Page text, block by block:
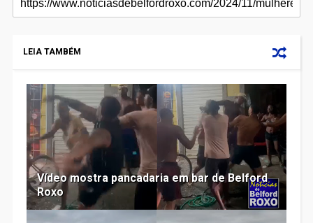
LEIA TAMBÉM
Vídeo mostra pancadaria em bar de Belford
Roxo